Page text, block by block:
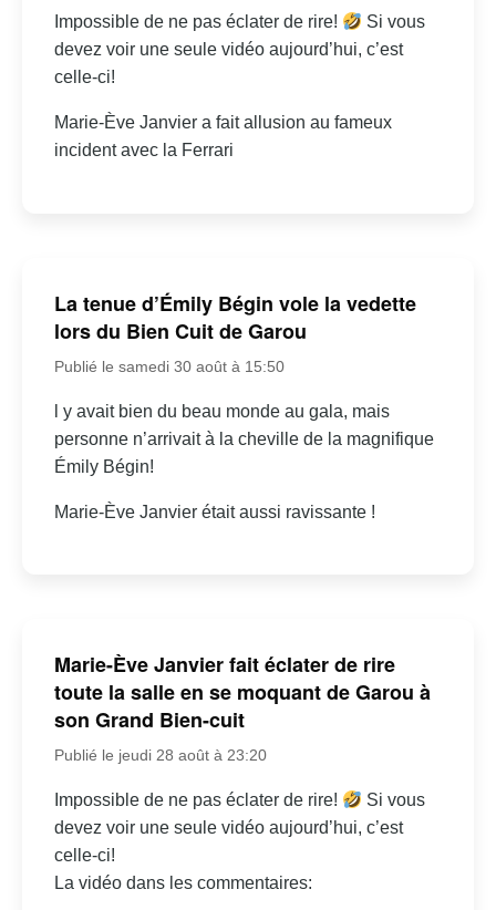
Impossible de ne pas éclater de rire!
Si vous
devez voir une seule vidéo aujourd’hui, c’est
celle-ci!
Marie-Ève Janvier a fait allusion au fameux
incident avec la Ferrari
La tenue d’Émily Bégin vole la vedette
lors du Bien Cuit de Garou
Publié le samedi 30 août à 15:50
l y avait bien du beau monde au gala, mais
personne n’arrivait à la cheville de la magnifique
Émily Bégin!
Marie-Ève Janvier était aussi ravissante !
Marie-Ève Janvier fait éclater de rire
toute la salle en se moquant de Garou à
son Grand Bien-cuit
Publié le jeudi 28 août à 23:20
Impossible de ne pas éclater de rire!
Si vous
devez voir une seule vidéo aujourd’hui, c’est
celle-ci!
La vidéo dans les commentaires: